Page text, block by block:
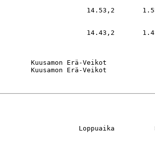
14.53,2
14.43,2
Kuusamon Erä-Veikot
Loppuaika